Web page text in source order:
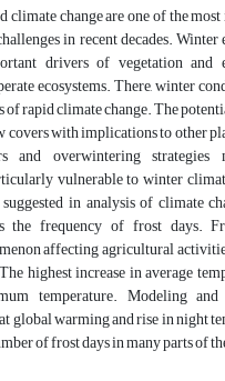
climate change are one of the
in recent decades.
drivers of vegetation and
ecosystems. There, winter
of rapid climate change. The
with implications to other
and overwintering strategies
vulnerable to winter
in analysis of climate
the frequency of frost days.
affecting agricultural
highest increase in average
temperature. Modeling
global warming and rise in night
of frost days in many parts of